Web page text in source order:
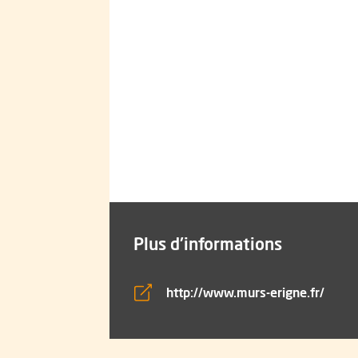
Plus d'informations
http://www.murs-erigne.fr/,